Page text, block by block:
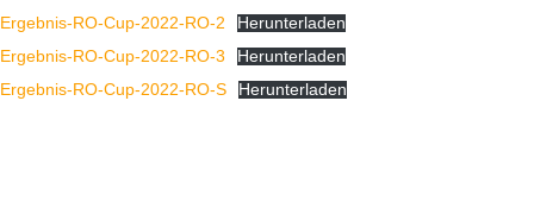
Ergebnis-RO-Cup-2022-RO-2
Herunterladen
Ergebnis-RO-Cup-2022-RO-3
Herunterladen
Ergebnis-RO-Cup-2022-RO-S
Herunterladen